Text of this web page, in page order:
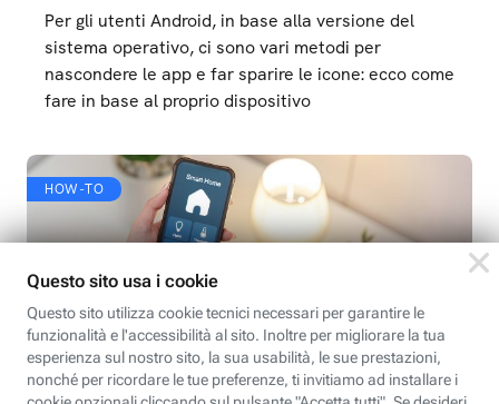
Per gli utenti Android, in base alla versione del
sistema operativo, ci sono vari metodi per
nascondere le app e far sparire le icone: ecco come
fare in base al proprio dispositivo
HOW-TO
DEV & SECURITY